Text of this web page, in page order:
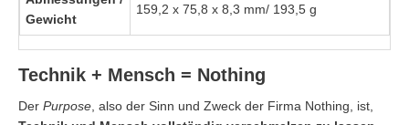
Gewicht
159,2 x 75,8 x 8,3 mm/ 193,5 g
Technik + Mensch = Nothing
Der Purpose, also der Sinn und Zweck der Firma Nothing, ist,